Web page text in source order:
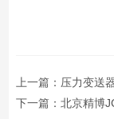
上一篇： 压力变送
下一篇： 北京精博